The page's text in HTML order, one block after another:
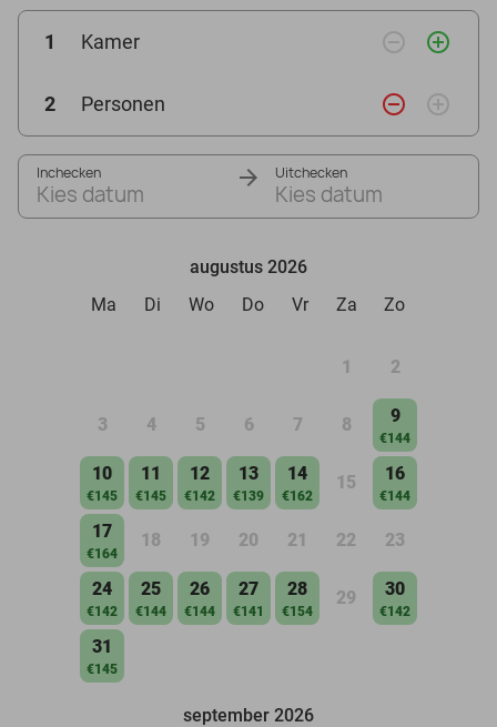
1 Kamer remove_circle_outline add_circle_outline
2 Personen remove_circle_outline add_circle_outline
Inchecken
Kies datum
Uitchecken
Kies datum
augustus 2026
Ma
Di Wo Do Vr Za Zo
1 2
3 4 5 6 7 8 9
€144
10
€145
11
€145
12
€142
13
€139
14
€162
15 16
€144
17
€164
18 19 20 21 22 23
24
€142
25
€144
26
€144
27
€141
28
€154
29 30
€142
31
€145
september 2026